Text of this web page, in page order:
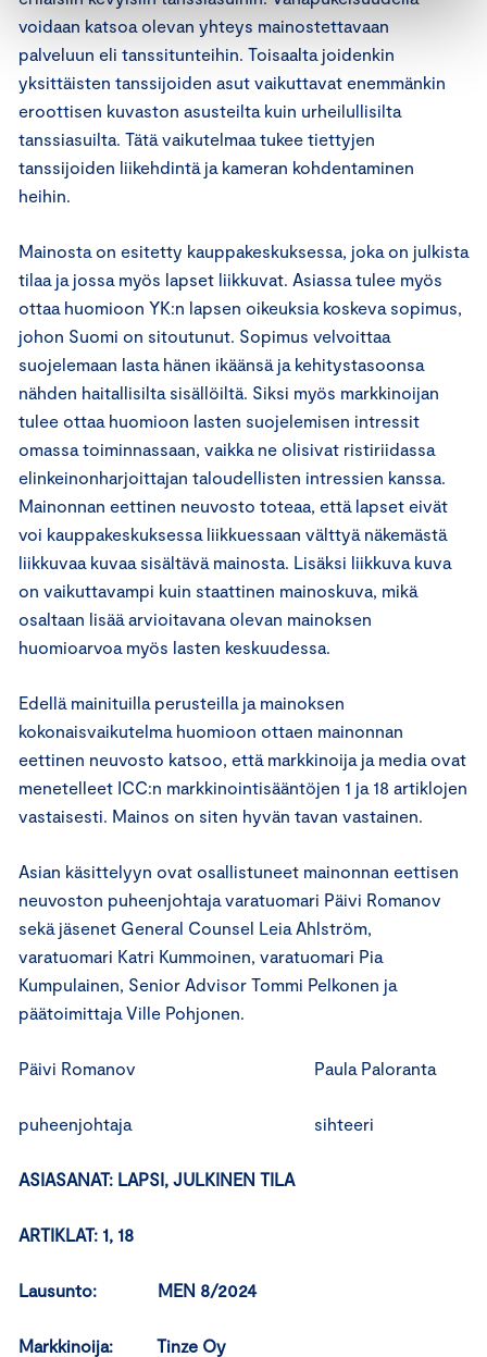
voidaan katsoa olevan yhteys mainostettavaan
palveluun eli tanssitunteihin. Toisaalta joidenkin
yksittäisten tanssijoiden asut vaikuttavat enemmänkin
eroottisen kuvaston asusteilta kuin urheilullisilta
tanssiasuilta. Tätä vaikutelmaa tukee tiettyjen
tanssijoiden liikehdintä ja kameran kohdentaminen
heihin.
Mainosta on esitetty kauppakeskuksessa, joka on julkista
tilaa ja jossa myös lapset liikkuvat. Asiassa tulee myös
ottaa huomioon YK:n lapsen oikeuksia koskeva sopimus,
johon Suomi on sitoutunut. Sopimus velvoittaa
suojelemaan lasta hänen ikäänsä ja kehitystasoonsa
nähden haitallisilta sisällöiltä. Siksi myös markkinoijan
tulee ottaa huomioon lasten suojelemisen intressit
omassa toiminnassaan, vaikka ne olisivat ristiriidassa
elinkeinonharjoittajan taloudellisten intressien kanssa.
Mainonnan eettinen neuvosto toteaa, että lapset eivät
voi kauppakeskuksessa liikkuessaan välttyä näkemästä
liikkuvaa kuvaa sisältävä mainosta. Lisäksi liikkuva kuva
on vaikuttavampi kuin staattinen mainoskuva, mikä
osaltaan lisää arvioitavana olevan mainoksen
huomioarvoa myös lasten keskuudessa.
Edellä mainituilla perusteilla ja mainoksen
kokonaisvaikutelma huomioon ottaen mainonnan
eettinen neuvosto katsoo, että markkinoija ja media ovat
menetelleet ICC:n markkinointisääntöjen 1 ja 18 artiklojen
vastaisesti. Mainos on siten hyvän tavan vastainen.
Asian käsittelyyn ovat osallistuneet mainonnan eettisen
neuvoston puheenjohtaja varatuomari Päivi Romanov
sekä jäsenet General Counsel Leia Ahlström,
varatuomari Katri Kummoinen, varatuomari Pia
Kumpulainen, Senior Advisor Tommi Pelkonen ja
päätoimittaja Ville Pohjonen.
Päivi Romanov Paula Paloranta
puheenjohtaja sihteeri
ASIASANAT: LAPSI, JULKINEN TILA
ARTIKLAT: 1, 18
Lausunto: MEN 8/2024
Markkinoija: Tinze Oy